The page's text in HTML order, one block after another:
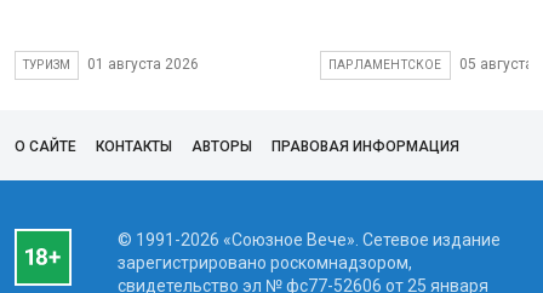
ТУРИЗМ 01 августа 2026 ПАРЛАМЕНТСКОЕ 05 августа
О САЙТЕ КОНТАКТЫ АВТОРЫ ПРАВОВАЯ ИНФОРМАЦИЯ
© 1991-2026 «Союзное Вече». Сетевое издание
зарегистрировано роскомнадзором,
свидетельство эл № фc77-52606 от 25 января